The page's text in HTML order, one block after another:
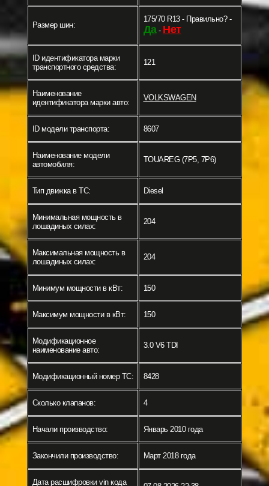
Размер шин:
175/70 R13 - Правильно? -
Да- Нет
ID идентификатора марки
транспортного средства:
121
Наименование
идентификатора марки авто:
VOLKSWAGEN
ID модели транспорта: 8607
Наименование модели
автомобиля:
TOUAREG (7P5, 7P6)
Тип движка в ТС: Diesel
Минимальная мощность в
лошадиных силах:
204
Максимальная мощность в
лошадиных силах:
204
Минимум мощности в кВт: 150
Максимум мощности в кВт: 150
Модификационное
наименование авто:
3.0 V6 TDI
Модификационный номер ТС: 8428
Сколько клапанов: 4
Начали производство: Январь 2010 года
Закончили производство: Март 2018 года
Дата расшифровки vin кода